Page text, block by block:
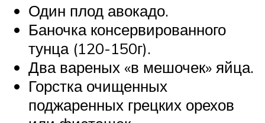
Один плод авокадо.
Баночка консервированного
тунца (120-150г).
Два вареных «в мешочек» яйца.
Горстка очищенных
поджаренных грецких орехов